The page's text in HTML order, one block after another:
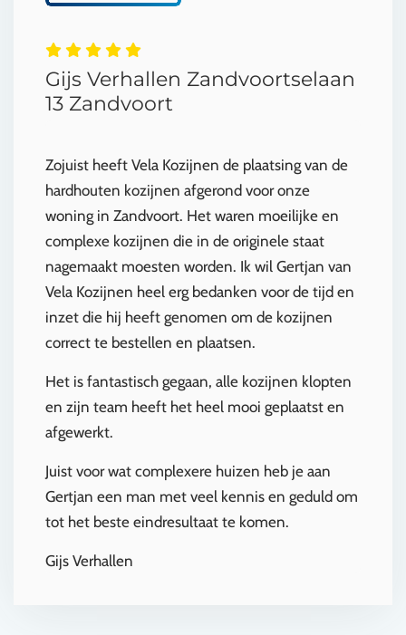
Gijs Verhallen Zandvoortselaan
13 Zandvoort
Zojuist heeft Vela Kozijnen de plaatsing van de
hardhouten kozijnen afgerond voor onze
woning in Zandvoort. Het waren moeilijke en
complexe kozijnen die in de originele staat
nagemaakt moesten worden. Ik wil Gertjan van
Vela Kozijnen heel erg bedanken voor de tijd en
inzet die hij heeft genomen om de kozijnen
correct te bestellen en plaatsen.
Het is fantastisch gegaan, alle kozijnen klopten
en zijn team heeft het heel mooi geplaatst en
afgewerkt.
Juist voor wat complexere huizen heb je aan
Gertjan een man met veel kennis en geduld om
tot het beste eindresultaat te komen.
Gijs Verhallen